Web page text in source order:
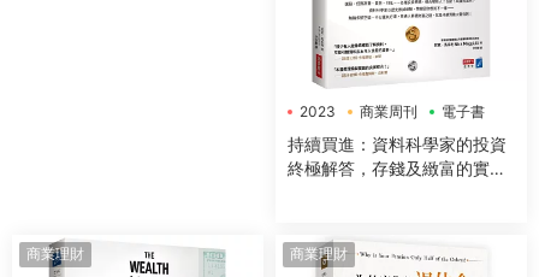
2023 商業周刊 電子書
持續買進：資料科學家的投資
終極解答，存錢及緻富的實證
商業理財 商業理財